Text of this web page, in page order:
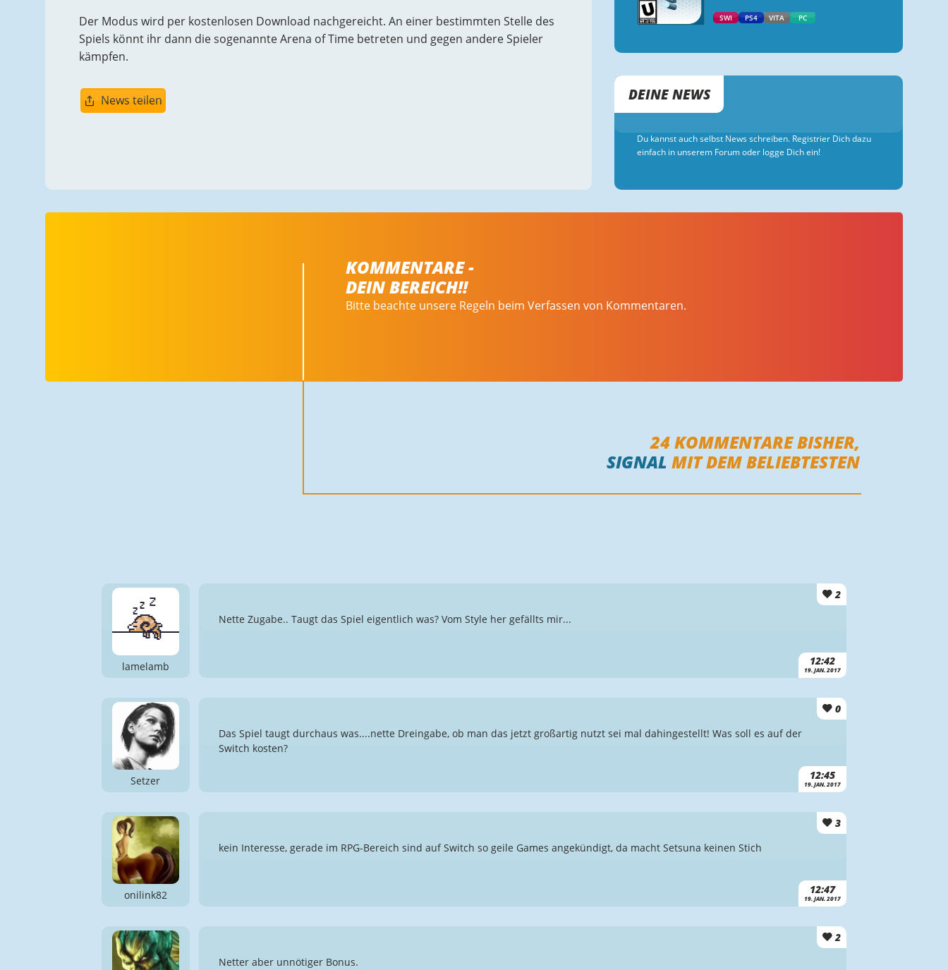
Der Modus wird per kostenlosen Download nachgereicht. An einer bestimmten Stelle des
Spiels könnt ihr dann die sogenannte Arena of Time betreten und gegen andere Spieler
kämpfen.
News teilen
SWI PS4 VITA PC
DEINE NEWS
Du kannst auch selbst News schreiben. Registrier Dich dazu
einfach in unserem Forum oder logge Dich ein!
KOMMENTARE -
DEIN BEREICH!!
Bitte beachte unsere Regeln beim Verfassen von Kommentaren.
24KOMMENTARE BISHER,
SIGNAL MIT DEM BELIEBTESTEN
lamelamb
2
12:42
19. JAN. 2017
Nette Zugabe.. Taugt das Spiel eigentlich was? Vom Style her gefällts mir...
Setzer
0
12:45
19. JAN. 2017
Das Spiel taugt durchaus was....nette Dreingabe, ob man das jetzt großartig nutzt sei mal dahingestellt! Was soll es auf der
Switch kosten?
onilink82
3
12:47
19. JAN. 2017
kein Interesse, gerade im RPG-Bereich sind auf Switch so geile Games angekündigt, da macht Setsuna keinen Stich
2
Netter aber unnötiger Bonus.